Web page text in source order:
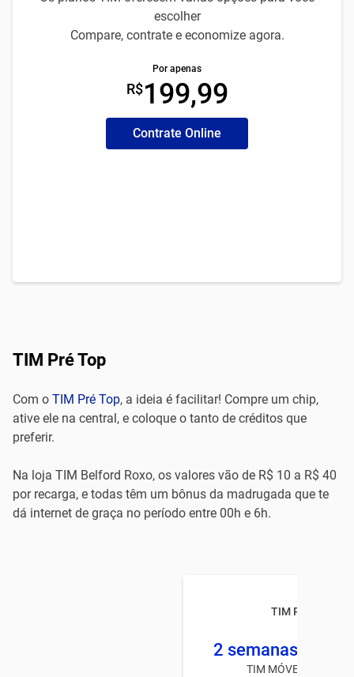
escolher
Compare, contrate e economize agora.
Por apenas
R$199,99
Contrate Online
TIM Pré Top
Com o TIM Pré Top, a ideia é facilitar! Compre um chip,
ative ele na central, e coloque o tanto de créditos que
preferir.
Na loja TIM Belford Roxo, os valores vão de R$ 10 a R$ 40
por recarga, e todas têm um bônus da madrugada que te
dá internet de graça no período entre 00h e 6h.
TIM Pré TOP
2 semanas 2 GB
TIM MÓVEL PRÉ-